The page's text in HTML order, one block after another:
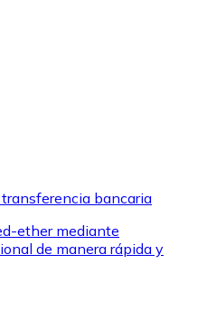
con efectivo en tu tienda más
para comprar
bancaria
ether mediante
de manera rápida y